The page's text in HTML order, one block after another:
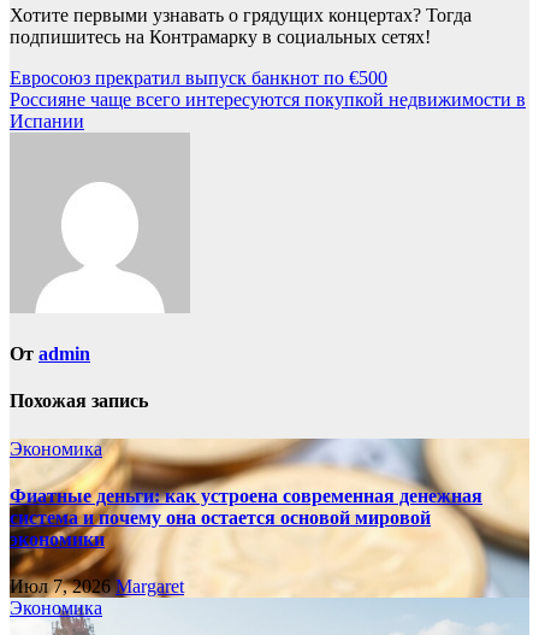
Хотите первыми узнавать о грядущих концертах? Тогда
подпишитесь на Контрамарку в социальных сетях!
Навигация
по
Евросоюз прекратил выпуск банкнот по €500
Россияне чаще всего интересуются покупкой недвижимости в
Испании
От admin
Похожая запись
Экономика
Фиатные деньги: как устроена современная денежная
система и почему она остается основой мировой
экономики
Июл 7, 2026Margaret
Экономика